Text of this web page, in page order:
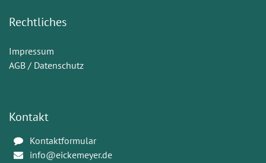
Rechtliches
Impressum
AGB / Datenschutz
Kontakt
Kontaktformular
info@eickemeyer.de